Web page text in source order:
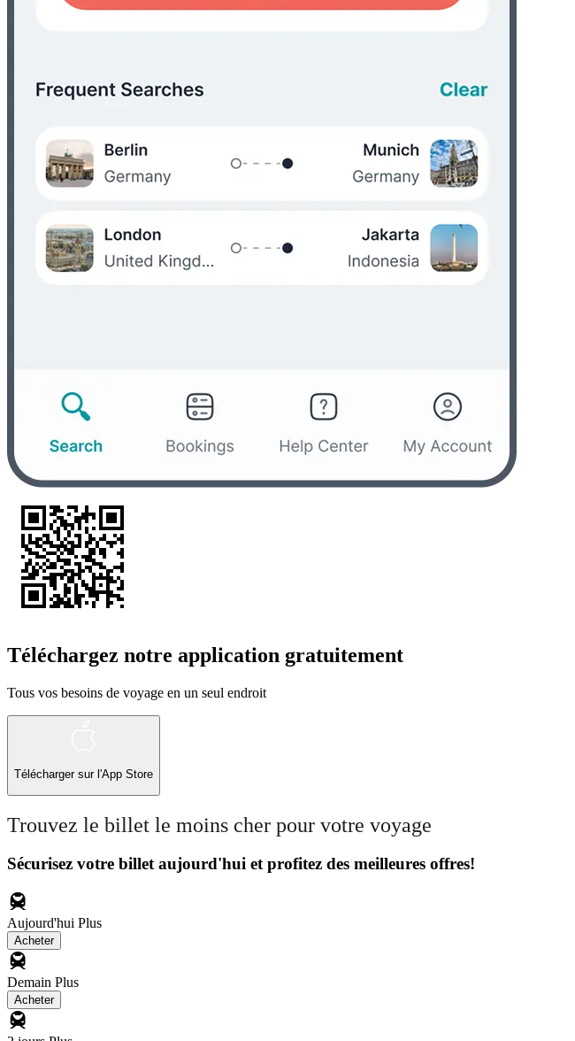
Téléchargez notre application gratuitement
Tous vos besoins de voyage en un seul endroit
Télécharger sur l'App Store
Trouvez le billet le moins cher pour votre voyage
Sécurisez votre billet aujourd'hui et profitez des meilleures offres!
Aujourd'hui Plus
Acheter
Demain Plus
Acheter